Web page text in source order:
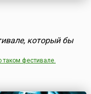
который бы
таком фестивале.